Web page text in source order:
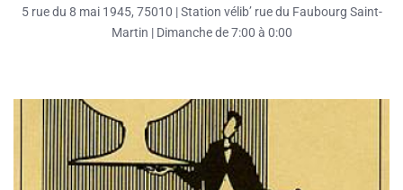
5 rue du 8 mai 1945, 75010 | Station vélib’ rue du Faubourg Saint-
Martin | Dimanche de 7:00 à 0:00